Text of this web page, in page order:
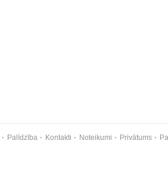
Palīdzība Kontakti Noteikumi Privātums